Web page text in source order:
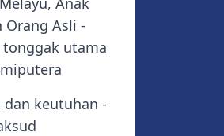
Orang Asli -
utama
keutuhan -